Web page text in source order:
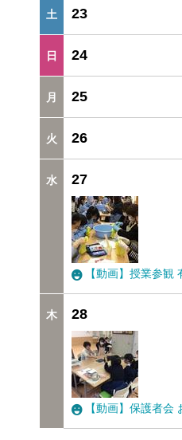
23
24
25
26
27
【動画】授業参観
28
【動画】保護者会